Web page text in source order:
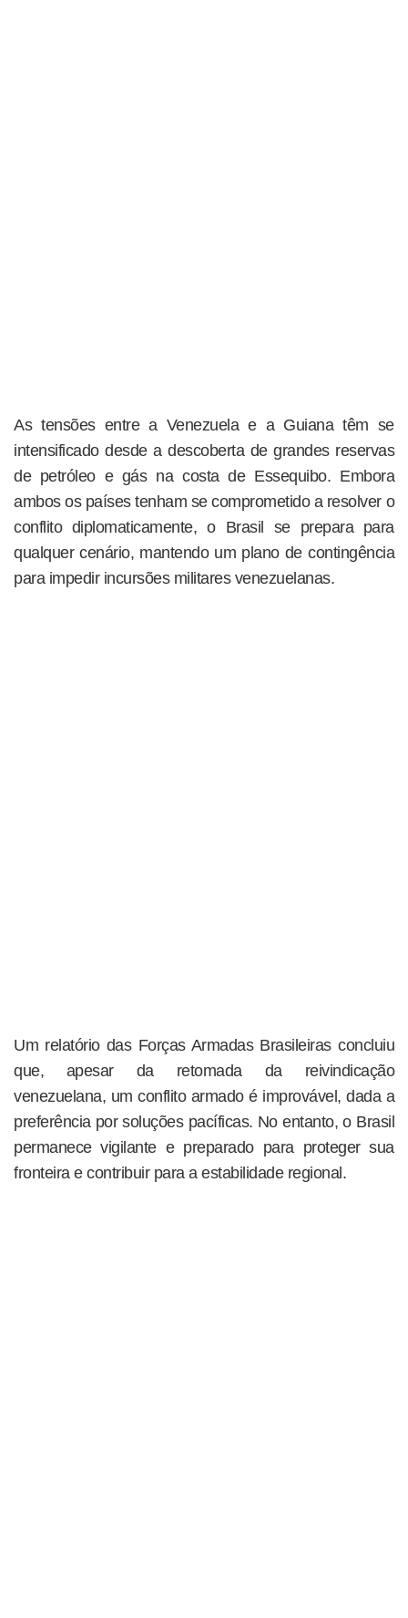
As tensões entre a Venezuela e a Guiana têm se
intensificado desde a descoberta de grandes reservas
de petróleo e gás na costa de Essequibo. Embora
ambos os países tenham se comprometido a resolver o
conflito diplomaticamente, o Brasil se prepara para
qualquer cenário, mantendo um plano de contingência
para impedir incursões militares venezuelanas.
Um relatório das Forças Armadas Brasileiras concluiu
que, apesar da retomada da reivindicação
venezuelana, um conflito armado é improvável, dada a
preferência por soluções pacíficas. No entanto, o Brasil
permanece vigilante e preparado para proteger sua
fronteira e contribuir para a estabilidade regional.